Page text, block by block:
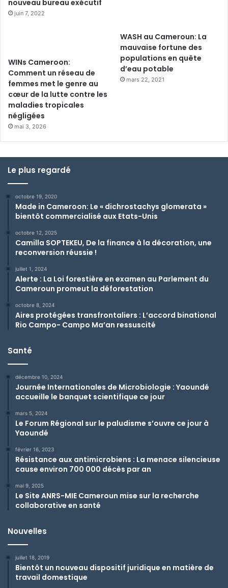
nouveau bureau exécutif
juin 7, 2022
WINs Cameroon:
Comment un réseau de
femmes met le genre au
cœur de la lutte contre les
maladies tropicales
négligées
mai 3, 2026
WASH au Cameroun: La
mauvaise fortune des
populations en quête
d’eau potable
mars 22, 2021
Le plus regardé
octobre 19, 2020
Made in Cameroon: Le « dichrostachys glomerata »
bientôt commercialisé aux Etats-Unis
octobre 12, 2025
Camilla SOPTEKEU, De la finance à la décoration, une
reconversion réussie !
juillet 1, 2024
Alerte : La Loi forestière en examen au Parlement du
Cameroun promeut la déforestation
octobre 8, 2024
Aires protégées transfrontaliers : L’accord binational
Rio Campo- Campo Ma’an ressuscité
Santé
décembre 10, 2024
Journée Internationales de Microbiologie : Yaoundé
accueille le banquet scientifique ce jour
mars 5, 2024
Le Forum Régional sur le paludisme s’ouvre ce jour à
Yaoundé
février 16, 2023
Résistance aux antimicrobiens : La menace silencieuse
cause environ 700 000 décès par an
mai 9, 2025
Le Site ANRS-MIE Cameroun mise sur la recherche
collaborative en santé
Nouvelles
juillet 18, 2019
Bientôt un nouveau dispositif juridique en matière de
travail domestique